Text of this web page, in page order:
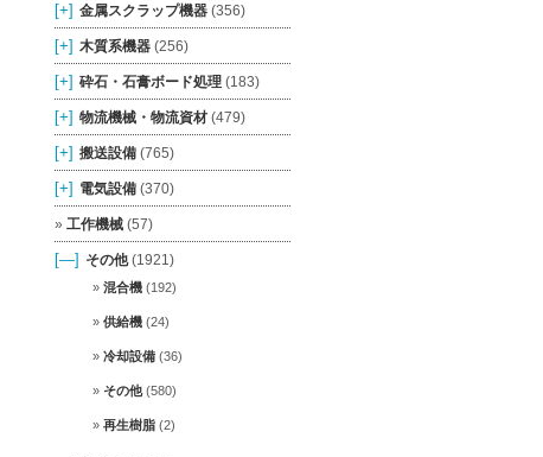
[+] 金属スクラップ機器(356)
[+] 木質系機器(256)
[+] 砕石・石膏ボード処理(183)
[+] 物流機械・物流資材(479)
[+] 搬送設備(765)
[+] 電気設備(370)
工作機械(57)
[—] その他(1921)
混合機(192)
供給機(24)
冷却設備(36)
その他(580)
再生樹脂(2)